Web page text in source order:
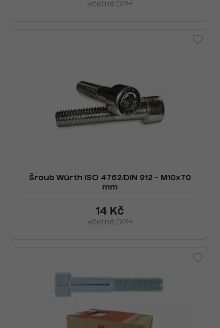
včetně DPH
Šroub Würth ISO 4762/DIN 912 - M10x70
mm
14 Kč
včetně DPH